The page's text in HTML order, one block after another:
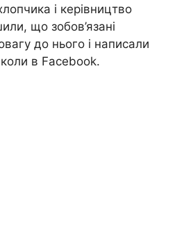
і керівництво
що зобов’язані
до нього і написали
в Facebook.